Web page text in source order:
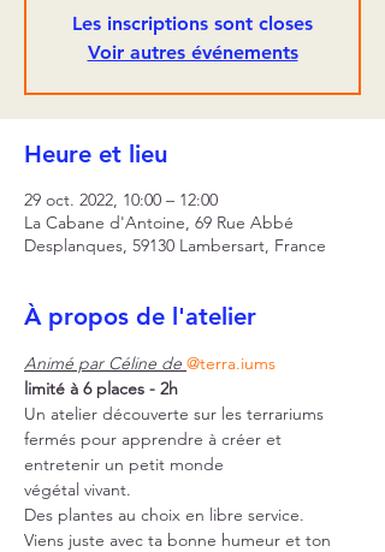
Les inscriptions sont closes
Voir autres événements
Heure et lieu
29 oct. 2022, 10:00 – 12:00
La Cabane d'Antoine, 69 Rue Abbé
Desplanques, 59130 Lambersart, France
À propos de l'atelier
Animé par Céline de @terra.iums
limité à 6 places - 2h
Un atelier découverte sur les terrariums
fermés pour apprendre à créer et
entretenir un petit monde
végétal vivant.
Des plantes au choix en libre service.
Viens juste avec ta bonne humeur et ton